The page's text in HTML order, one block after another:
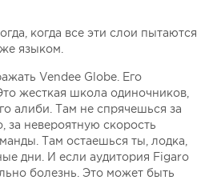
когда все эти слои пытаются
языком.
Vendеe Globe. Его
жесткая школа одиночников,
алиби. Там не спрячешься за
за невероятную скорость
Там остаешься ты, лодка,
дни. И если аудитория Figaro
болезнь. Это может быть